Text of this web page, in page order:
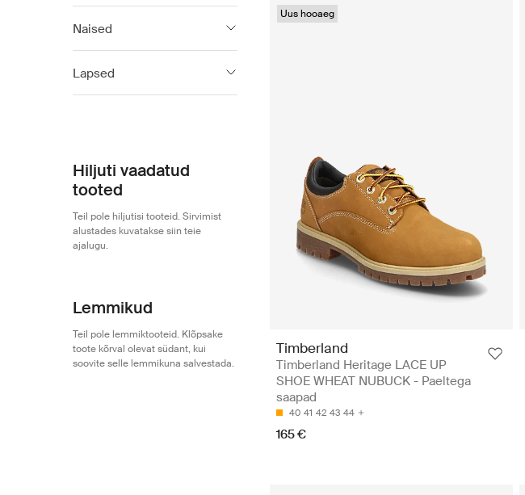
Naised
Lapsed
Hiljuti vaadatud
tooted
Teil pole hiljutisi tooteid. Sirvimist
alustades kuvatakse siin teie
ajalugu.
Lemmikud
Teil pole lemmiktooteid. Klõpsake
toote kõrval olevat südant, kui
soovite selle lemmikuna salvestada.
Uus hooaeg
Timberland
Timberland Heritage LACE UP
SHOE WHEAT NUBUCK - Paeltega
saapad
40 41 42 43 44
165 €